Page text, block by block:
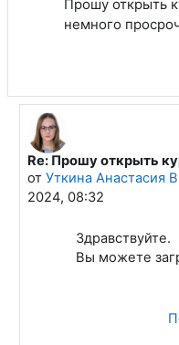
Прошу открыть
немного
В ответ на Хасанов
Re: Прошу открыть
от Уткина Анастасия
2024, 08:32
Здравствуйте.
Вы можете